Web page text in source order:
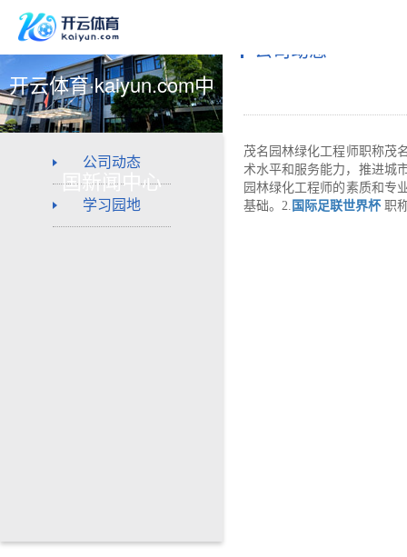
开云体育·kaiyun.com中
国新闻中心
公司动态
学习园地
公司动态
茂名园林绿化工程师职称茂
术水平和服务能力，推进城
园林绿化工程师的素质和专
基础。2. 国际足联世界杯职